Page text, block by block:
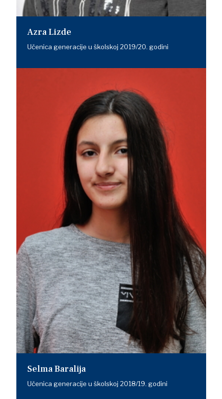
Azra Lizde
Učenica generacije u školskoj 2019/20. godini
Selma Baralija
Učenica generacije u školskoj 2018/19. godini